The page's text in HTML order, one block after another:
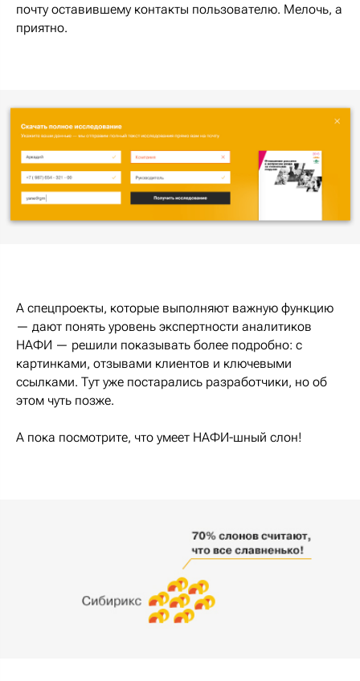
почту оставившему контакты пользователю. Мелочь, а
приятно.
А спецпроекты, которые выполняют важную функцию
— дают понять уровень экспертности аналитиков
НАФИ — решили показывать более подробно: с
картинками, отзывами клиентов и ключевыми
ссылками. Тут уже постарались разработчики, но об
этом чуть позже.
А пока посмотрите, что умеет НАФИ-шный слон!